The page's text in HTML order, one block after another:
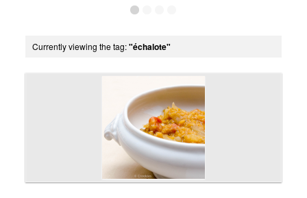
Currently viewing the tag:"échalote"